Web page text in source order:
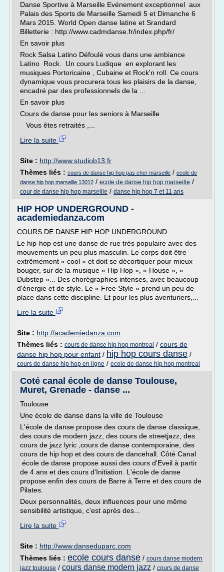
Danse Sportive à Marseille Evénement exceptionnel aux
Palais des Sports de Marseille Samedi 5 et Dimanche 6
Mars 2015. World Open danse latine et Srandard
Billetterie : http://www.cadmdanse.fr/index.php/fr/
En savoir plus
Rock Salsa Latino Défoulé vous dans une ambiance
Latino Rock. Un cours Ludique en explorant les
musiques Portoricaine , Cubaine et Rock'n roll. Ce cours
dynamique vous procurera tous les plaisirs de la danse,
encadré par des professionnels de la ...
En savoir plus
Cours de danse pour les seniors à Marseille
Vous êtes retraités ,...
Lire la suite
Site : http://www.studiob13.fr
Thèmes liés : cours de danse hip hop pas cher marseille / ecole de
danse hip hop marseille 13012 / ecole de danse hip hop marseille /
cour de danse hip hop marseille / danse hip hop 7 et 11 ans
HIP HOP UNDERGROUND -
academiedanza.com
COURS DE DANSE HIP HOP UNDERGROUND
Le hip-hop est une danse de rue très populaire avec des
mouvements un peu plus masculin. Le corps doit être
extrêmement « cool » et doit se décortiquer pour mieux
bouger, sur de la musique « Hip Hop », « House », «
Dubstep »... Des chorégraphies intenses, avec beaucoup
d'énergie et de style. Le « Free Style » prend un peu de
place dans cette discipline. Et pour les plus aventuriers,...
Lire la suite
Site : http://academiedanza.com
Thèmes liés : cours de danse hip hop montreal / cours de
danse hip hop pour enfant / hip hop cours danse /
cours de danse hip hop en ligne / ecole de danse hip hop montreal
Coté canal école de danse Toulouse,
Muret, Grenade - danse ...
Toulouse
Une école de danse dans la ville de Toulouse
L'école de danse propose des cours de danse classique,
des cours de modern jazz, des cours de streetjazz, des
cours de jazz lyric ,cours de danse contemporaine, des
cours de hip hop et des cours de dancehall. Côté Canal
école de danse propose aussi des cours d'Eveil à partir
de 4 ans et des cours d'Initiation. L'école de danse
propose enfin des cours de Barre à Terre et des cours de
Pilates.
Deux personnalités, deux influences pour une même
sensibilité artistique, c'est après des...
Lire la suite
Site : http://www.danseduparc.com
Thèmes liés : ecole cours danse / cours danse modern
jazz toulouse / cours danse modern jazz / cours de danse